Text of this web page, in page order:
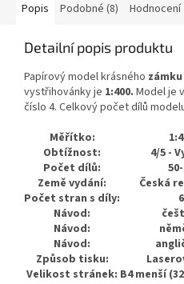
Popis Podobné (8) Hodnocení
Detailní popis produktu
Papírový model krásného
vystřihovánky je 1:400. Model je
číslo 4. Celkový počet dílů
Měřítko:
Obtížnost:
4/5 -
Počet dílů:
Země vydání:
Česká
Počet stran s díly:
6
Návod:
Návod:
Návod:
Způsob tisku:
Velikost stránek: B4 menší